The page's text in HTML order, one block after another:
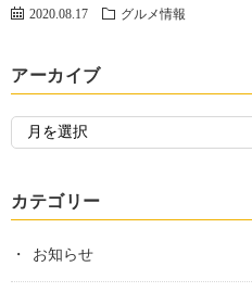
2020.08.17 グルメ情報
アーカイブ
カテゴリー
お知らせ